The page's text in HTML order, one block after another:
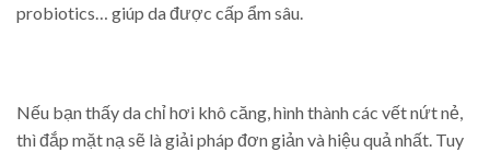
probiotics… giúp da được cấp ẩm sâu.
Nếu bạn thấy da chỉ hơi khô căng, hình thành các vết nứt nẻ,
thì đắp mặt nạ sẽ là giải pháp đơn giản và hiệu quả nhất. Tuy